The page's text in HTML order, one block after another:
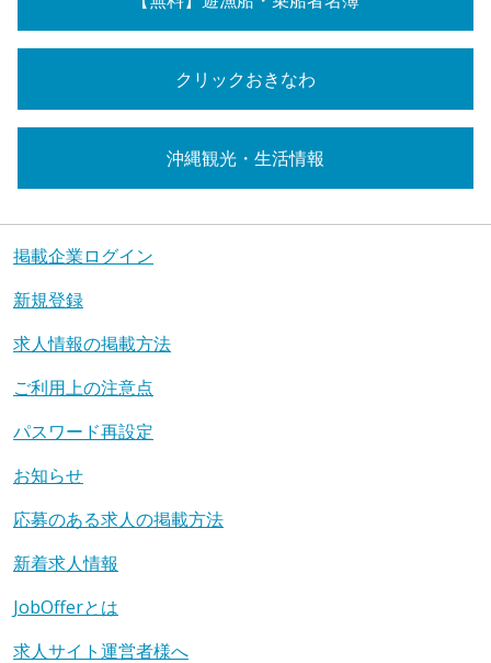
クリックおきなわ
沖縄観光・生活情報
掲載企業ログイン
新規登録
求人情報の掲載方法
ご利用上の注意点
パスワード再設定
お知らせ
応募のある求人の掲載方法
新着求人情報
JobOfferとは
求人サイト運営者様へ